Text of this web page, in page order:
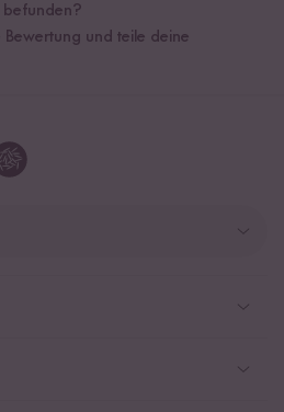
Bewertung und teile deine